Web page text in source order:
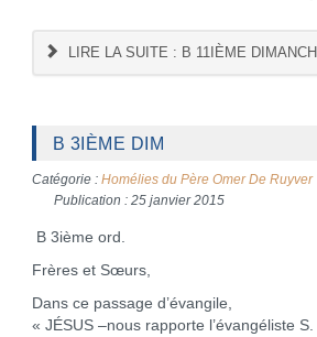
LIRE LA SUITE : B 11IÈME
B 3IÈME DIM
Catégorie : Homélies du Père Omer De Ruyver
Publication : 25 janvier 2015
B 3ième ord.
Frères et Sœurs,
Dans ce passage d’évangile,
« JÉSUS –nous rapporte l’évangéliste